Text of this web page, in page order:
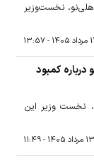
نخست‌وزیر
13:57
کمبود
نخست وزیر این
13 مرداد 1405 - 11:49